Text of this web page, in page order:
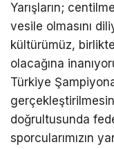
Yarışların;
vesile olmasını
kültürümüz,
olacağına
Türkiye
doğrultusunda
sporcularımızın